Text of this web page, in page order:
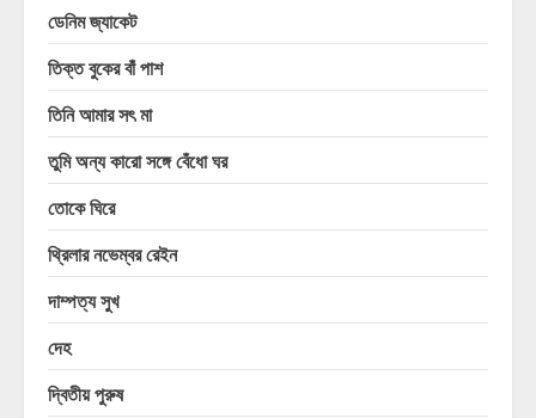
ডেনিম জ্যাকেট
তিক্ত বুকের বাঁ পাশ
তিনি আমার সৎ মা
তুমি অন্য কারো সঙ্গে বেঁধো ঘর
তোকে ঘিরে
থ্রিলার নভেম্বর রেইন
দাম্পত্য সুখ
দেহ
দ্বিতীয় পুরুষ